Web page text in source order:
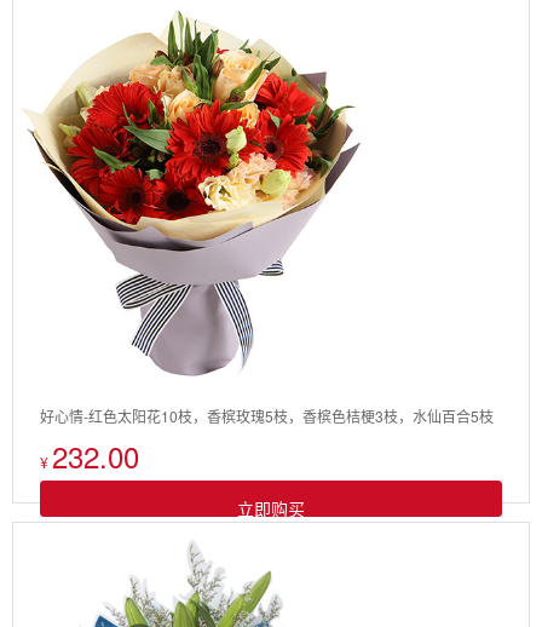
好心情-红色太阳花10枝，香槟玫瑰5枝，香槟色桔梗3枝，水仙百合5枝
¥232.00
立即购买